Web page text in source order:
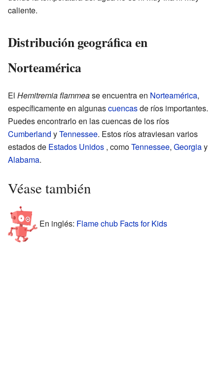
caliente.
Distribución geográfica en
Norteamérica
El Hemitremia flammease encuentra en Norteamérica,
específicamente en algunascuencasde ríos importantes.
Puedes encontrarlo en las cuencas de los ríos
Cumberland yTennessee. Estos ríos atraviesan varios
estados de Estados Unidos , comoTennessee, Georgiay
Alabama.
Véase también
En inglés: Flame chub Facts for Kids